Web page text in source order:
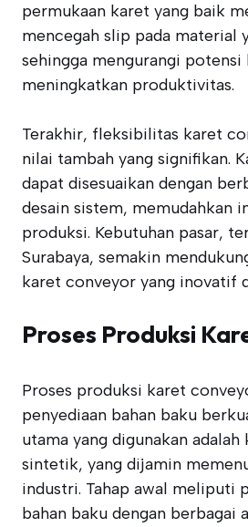
permukaan karet yang baik
mencegah slip pada material
sehingga mengurangi potensi
meningkatkan produktivitas.
Terakhir, fleksibilitas karet
nilai tambah yang signifikan.
dapat disesuaikan dengan
desain sistem, memudahkan
produksi. Kebutuhan pasar,
Surabaya, semakin
karet conveyor yang inovatif
Proses Produksi
Proses produksi karet
penyediaan bahan baku
utama yang digunakan
sintetik, yang dijamin
industri. Tahap awal meliputi
bahan baku dengan berbagai